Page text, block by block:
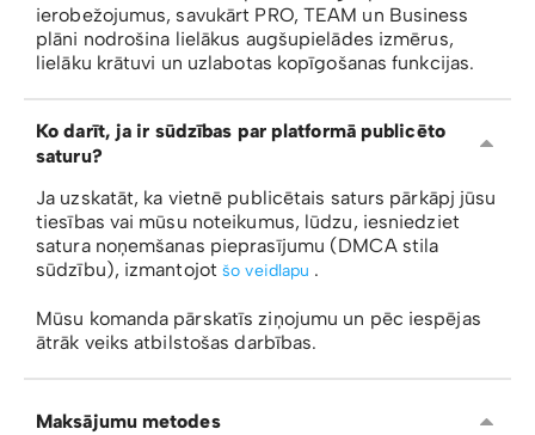
ierobežojumus, savukārt PRO, TEAM un Business
plāni nodrošina lielākus augšupielādes izmērus,
lielāku krātuvi un uzlabotas kopīgošanas funkcijas.
Ko darīt, ja ir sūdzības par platformā publicēto
saturu?
Ja uzskatāt, ka vietnē publicētais saturs pārkāpj jūsu
tiesības vai mūsu noteikumus, lūdzu, iesniedziet
satura noņemšanas pieprasījumu (DMCA stila
sūdzību), izmantojotšo veidlapu .
Mūsu komanda pārskatīs ziņojumu un pēc iespējas
ātrāk veiks atbilstošas ​​darbības.
Maksājumu metodes